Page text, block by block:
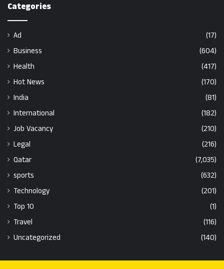
Categories
Ad
(17)
Business
(604)
Health
(417)
Hot News
(170)
India
(81)
International
(182)
Job Vacancy
(210)
Legal
(216)
Qatar
(7,035)
sports
(632)
Technology
(201)
Top 10
(1)
Travel
(116)
Uncategorized
(140)